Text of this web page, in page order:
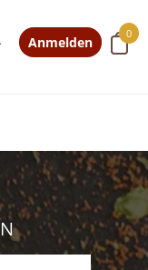
0
Anmelden